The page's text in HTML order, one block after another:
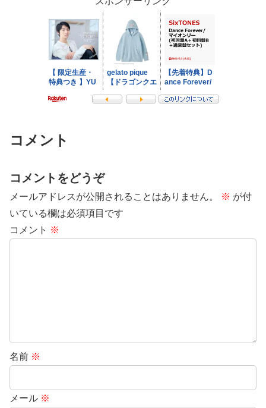
コメント
コメントをどうぞ
メールアドレスが公開されることはありません。 ※ が付
いている欄は必須項目です
コメント ※
名前 ※
メール ※